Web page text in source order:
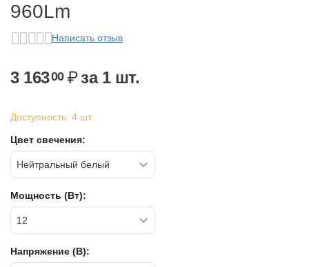
960Lm
Написать отзыв
3 16300 ₽за 1 шт.
Доступность: 4 шт.
Цвет свечения:
Мощность (Вт):
Напряжение (В):